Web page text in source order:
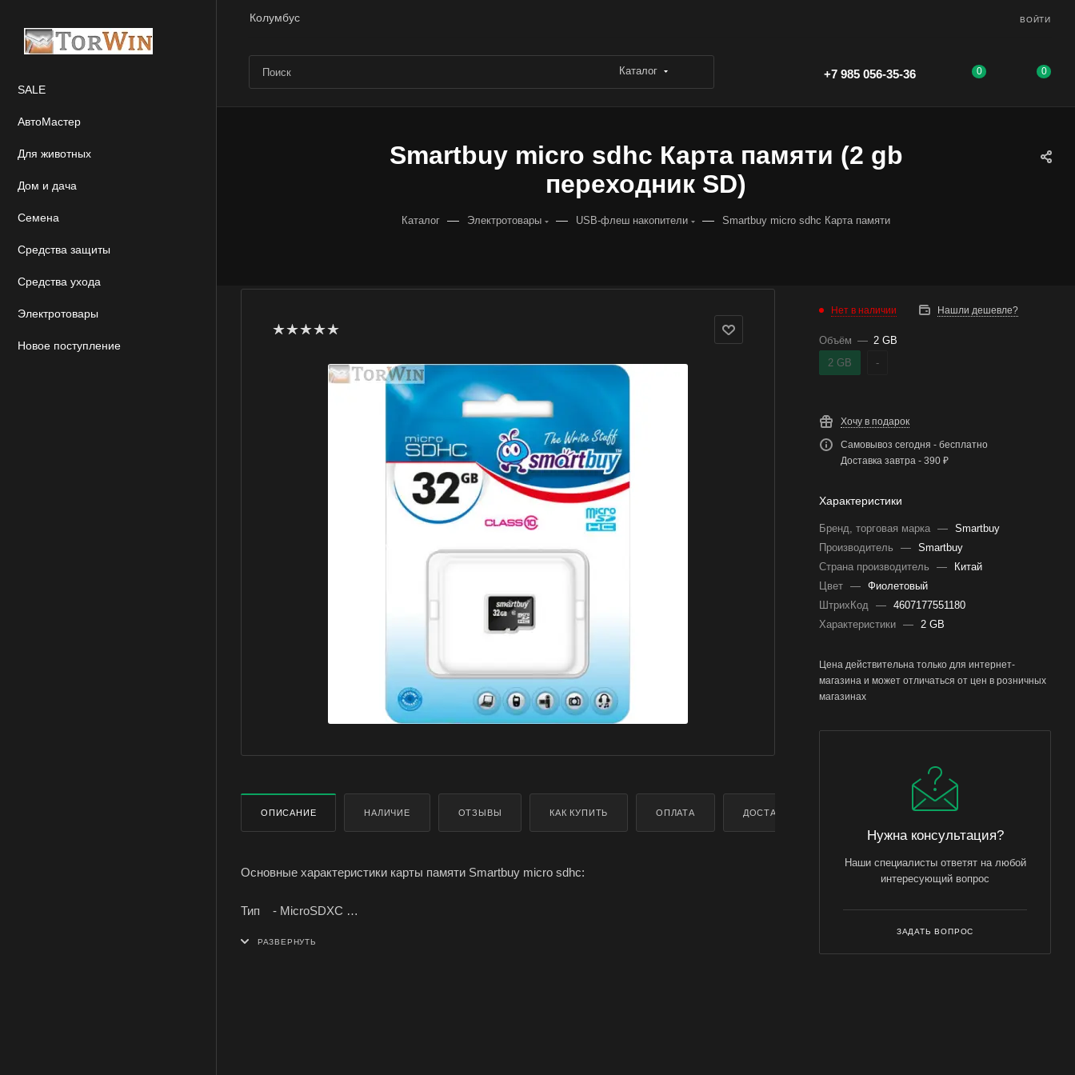
Колумбус ВОЙТИ
Каталог +7 985 056-35-36 0 0
SALE
АвтоМастер
Для животных
Дом и дача
Семена
Средства защиты
Средства ухода
Электротовары
Новое поступление
Smartbuy micro sdhc Карта памяти (2 gb
переходник SD)
Каталог — Электротовары — USB-флеш накопители — Smartbuy micro sdhc Карта памяти
ОПИСАНИЕ НАЛИЧИЕ ОТЗЫВЫ КАК КУПИТЬ ОПЛАТА ДОСТАВКА ДОПОЛНИТЕЛЬНО
Основные характеристики карты памяти Smartbuy micro sdhc:
Тип - MicroSDXC
Класс скорости - 10
Нет в наличии Нашли дешевле?
Объём — 2 GB
2 GB
-
Хочу в подарок
Самовывоз сегодня - бесплатно
Доставка завтра - 390 ₽
Характеристики
Бренд, торговая марка — Smartbuy
Производитель
— Smartbuy
Страна производитель
—
Китай
Цвет — Фиолетовый
ШтрихКод — 4607177551180
Характеристики — 2 GB
Цена действительна только для интернет-
магазина и может отличаться от цен в розничных
магазинах
Нужна консультация?
Наши специалисты ответят на любой
интересующий вопрос
ЗАДАТЬ ВОПРОС